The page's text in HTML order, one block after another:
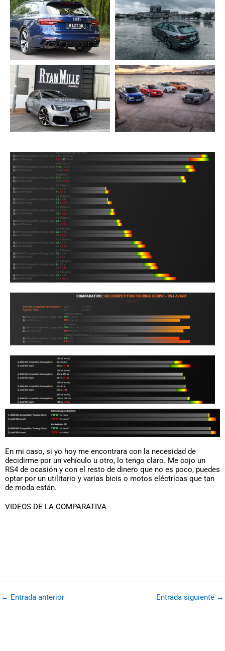
En mi caso, si yo hoy me encontrara con la necesidad de
decidirme por un vehículo u otro, lo tengo claro. Me cojo un
RS4 de ocasión y con el resto de dinero que no es poco, puedes
optar por un utilitario y varias bicis o motos eléctricas que tan
de moda están.
VIDEOS DE LA COMPARATIVA
← Entrada anterior Entrada siguiente →